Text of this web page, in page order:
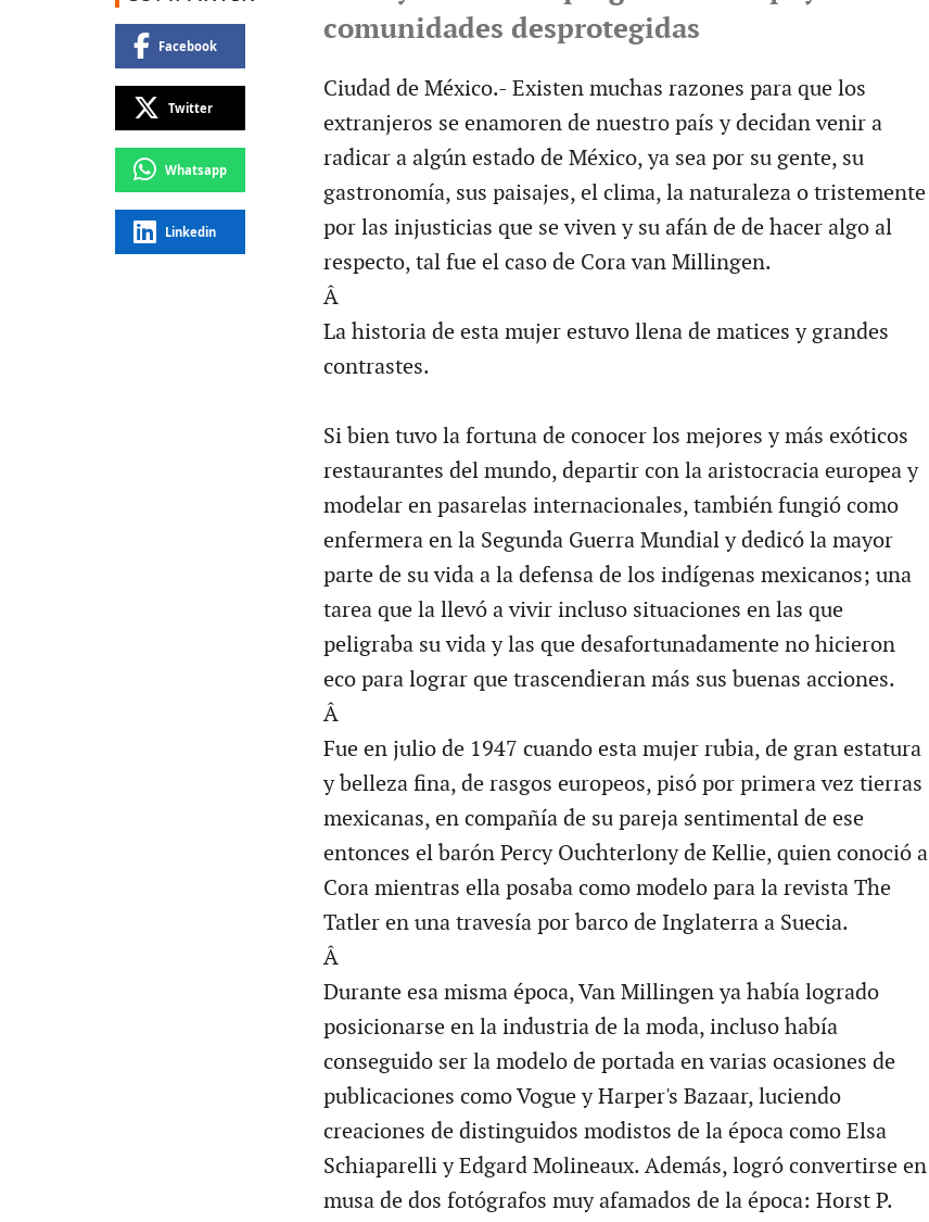
Facebook
Twitter
Whatsapp
Linkedin
comunidades desprotegidas
Ciudad de México.- Existen muchas razones para que los
extranjeros se enamoren de nuestro país y decidan venir a
radicar a algún estado de México, ya sea por su gente, su
gastronomía, sus paisajes, el clima, la naturaleza o tristemente
por las injusticias que se viven y su afán de de hacer algo al
respecto, tal fue el caso de Cora van Millingen.
Â
La historia de esta mujer estuvo llena de matices y grandes
contrastes.
Si bien tuvo la fortuna de conocer los mejores y más exóticos
restaurantes del mundo, departir con la aristocracia europea y
modelar en pasarelas internacionales, también fungió como
enfermera en la Segunda Guerra Mundial y dedicó la mayor
parte de su vida a la defensa de los indígenas mexicanos; una
tarea que la llevó a vivir incluso situaciones en las que
peligraba su vida y las que desafortunadamente no hicieron
eco para lograr que trascendieran más sus buenas acciones.
Â
Fue en julio de 1947 cuando esta mujer rubia, de gran estatura
y belleza fina, de rasgos europeos, pisó por primera vez tierras
mexicanas, en compañía de su pareja sentimental de ese
entonces el barón Percy Ouchterlony de Kellie, quien conoció a
Cora mientras ella posaba como modelo para la revista The
Tatler en una travesía por barco de Inglaterra a Suecia.
Â
Durante esa misma época, Van Millingen ya había logrado
posicionarse en la industria de la moda, incluso había
conseguido ser la modelo de portada en varias ocasiones de
publicaciones como Vogue y Harper's Bazaar, luciendo
creaciones de distinguidos modistos de la época como Elsa
Schiaparelli y Edgard Molineaux. Además, logró convertirse en
musa de dos fotógrafos muy afamados de la época: Horst P.